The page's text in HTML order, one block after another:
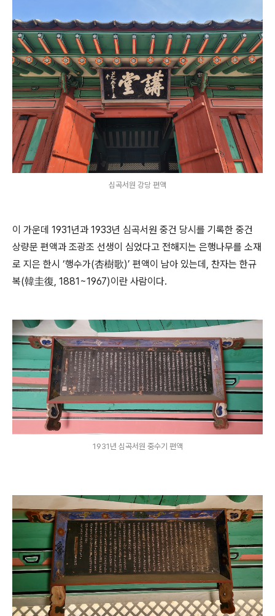
심곡서원 강당 편액
이 가운데 1931년과 1933년 심곡서원 중건 당시를 기록한 중건
상량문 편액과 조광조 선생이 심었다고 전해지는 은행나무를 소재
로 지은 한시 ‘행수가(杏樹歌)’ 편액이 남아 있는데, 찬자는 한규
복(韓圭復, 1881~1967)이란 사람이다.
1931년 심곡서원 중수기 편액